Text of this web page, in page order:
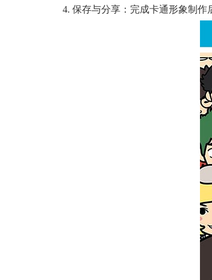
4. 保存与分享：完成卡通形象制作